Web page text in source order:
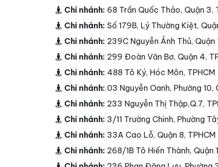
Chi nhánh: 68 Trần Quốc Thảo, Quận 3,
Chi nhánh: Số 179B, Lý Thường Kiệt,
Chi nhánh: 239C Nguyễn Ảnh Thủ, Quận
Chi nhánh: 299 Đoàn Văn Bơ, Quận 4,
Chi nhánh: 488 Tô Ký, Hóc Môn, TPHCM
Chi nhánh: 03 Nguyễn Oanh, Phường 10,
Chi nhánh: 233 Nguyễn Thị Thập,Q.7,
Chi nhánh: 3/11 Trường Chinh, Phường
Chi nhánh: 33A Cao Lỗ, Quận 8, TPHCM
Chi nhánh: 268/1B Tô Hiến Thành, Quận